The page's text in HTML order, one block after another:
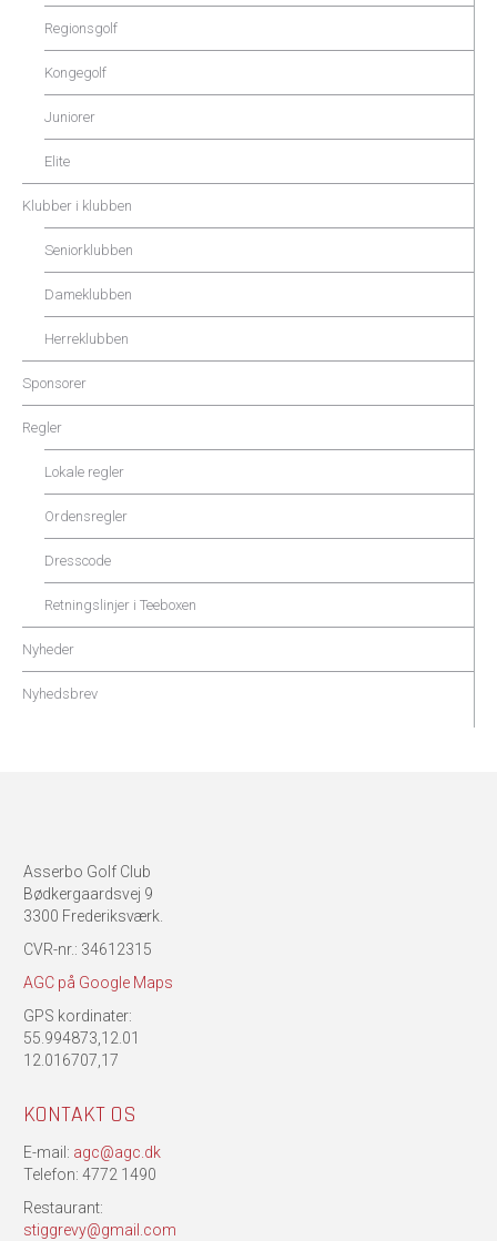
Regionsgolf
Kongegolf
Juniorer
Elite
Klubber i klubben
Seniorklubben
Dameklubben
Herreklubben
Sponsorer
Regler
Lokale regler
Ordensregler
Dresscode
Retningslinjer i Teeboxen
Nyheder
Nyhedsbrev
Asserbo Golf Club
Bødkergaardsvej 9
3300 Frederiksværk.
CVR-nr.: 34612315
AGC på Google Maps
GPS kordinater:
55.994873,12.01
12.016707,17
KONTAKT OS
E-mail: agc@agc.dk
Telefon: 4772 1490
Restaurant:
stiggrevy@gmail.com